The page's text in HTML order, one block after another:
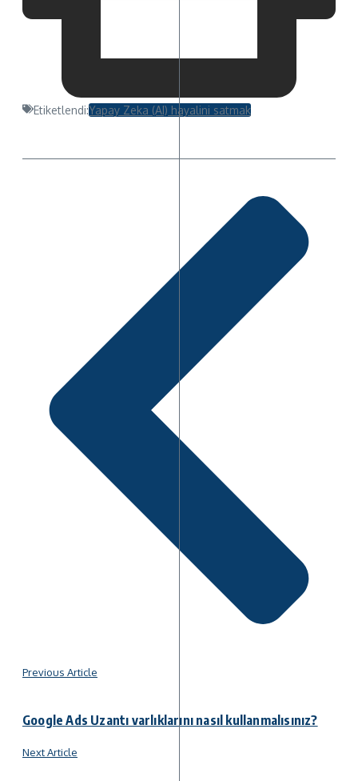
Etiketlendi:Yapay Zeka (AI) hayalini satmak
Previous Article
Google Ads Uzantı varlıklarını nasıl kullanmalısınız?
Next Article